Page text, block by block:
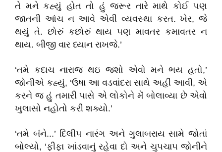
તે મને કહ્યું હોત તો હું જરૂર તારે માથે કોઈ પણ
જાતની આંચ ન આવે એવી વ્યવસ્થા કરત. ખેર, જે
થયું તે. છોરું કછોરું થાય પણ માવતર કમાવતર ન
થાય. બીજી વાર ધ્યાન રાખજે.’
‘તમે કદાચ નારાજ થઇ જશો એવો મને ભય હતો,’
જોનીએ કહ્યું, ‘ઉષા આ વડવાંદરા સાથે અહીં આવી, એ
કરને જ હું તમારી પાસે એ લોકોને મેં બોલાવ્યા છે એવો
ખુલાસો નહોતો કરી શક્યો.’
‘તમે બંને...’ દિલીપ નારંગ અને ગુલાબરાય સામે જોતાં
બોલ્યો, ‘ફીફા ખાંડવાનું રહેવા દો અને ચુપચાપ જોનીને